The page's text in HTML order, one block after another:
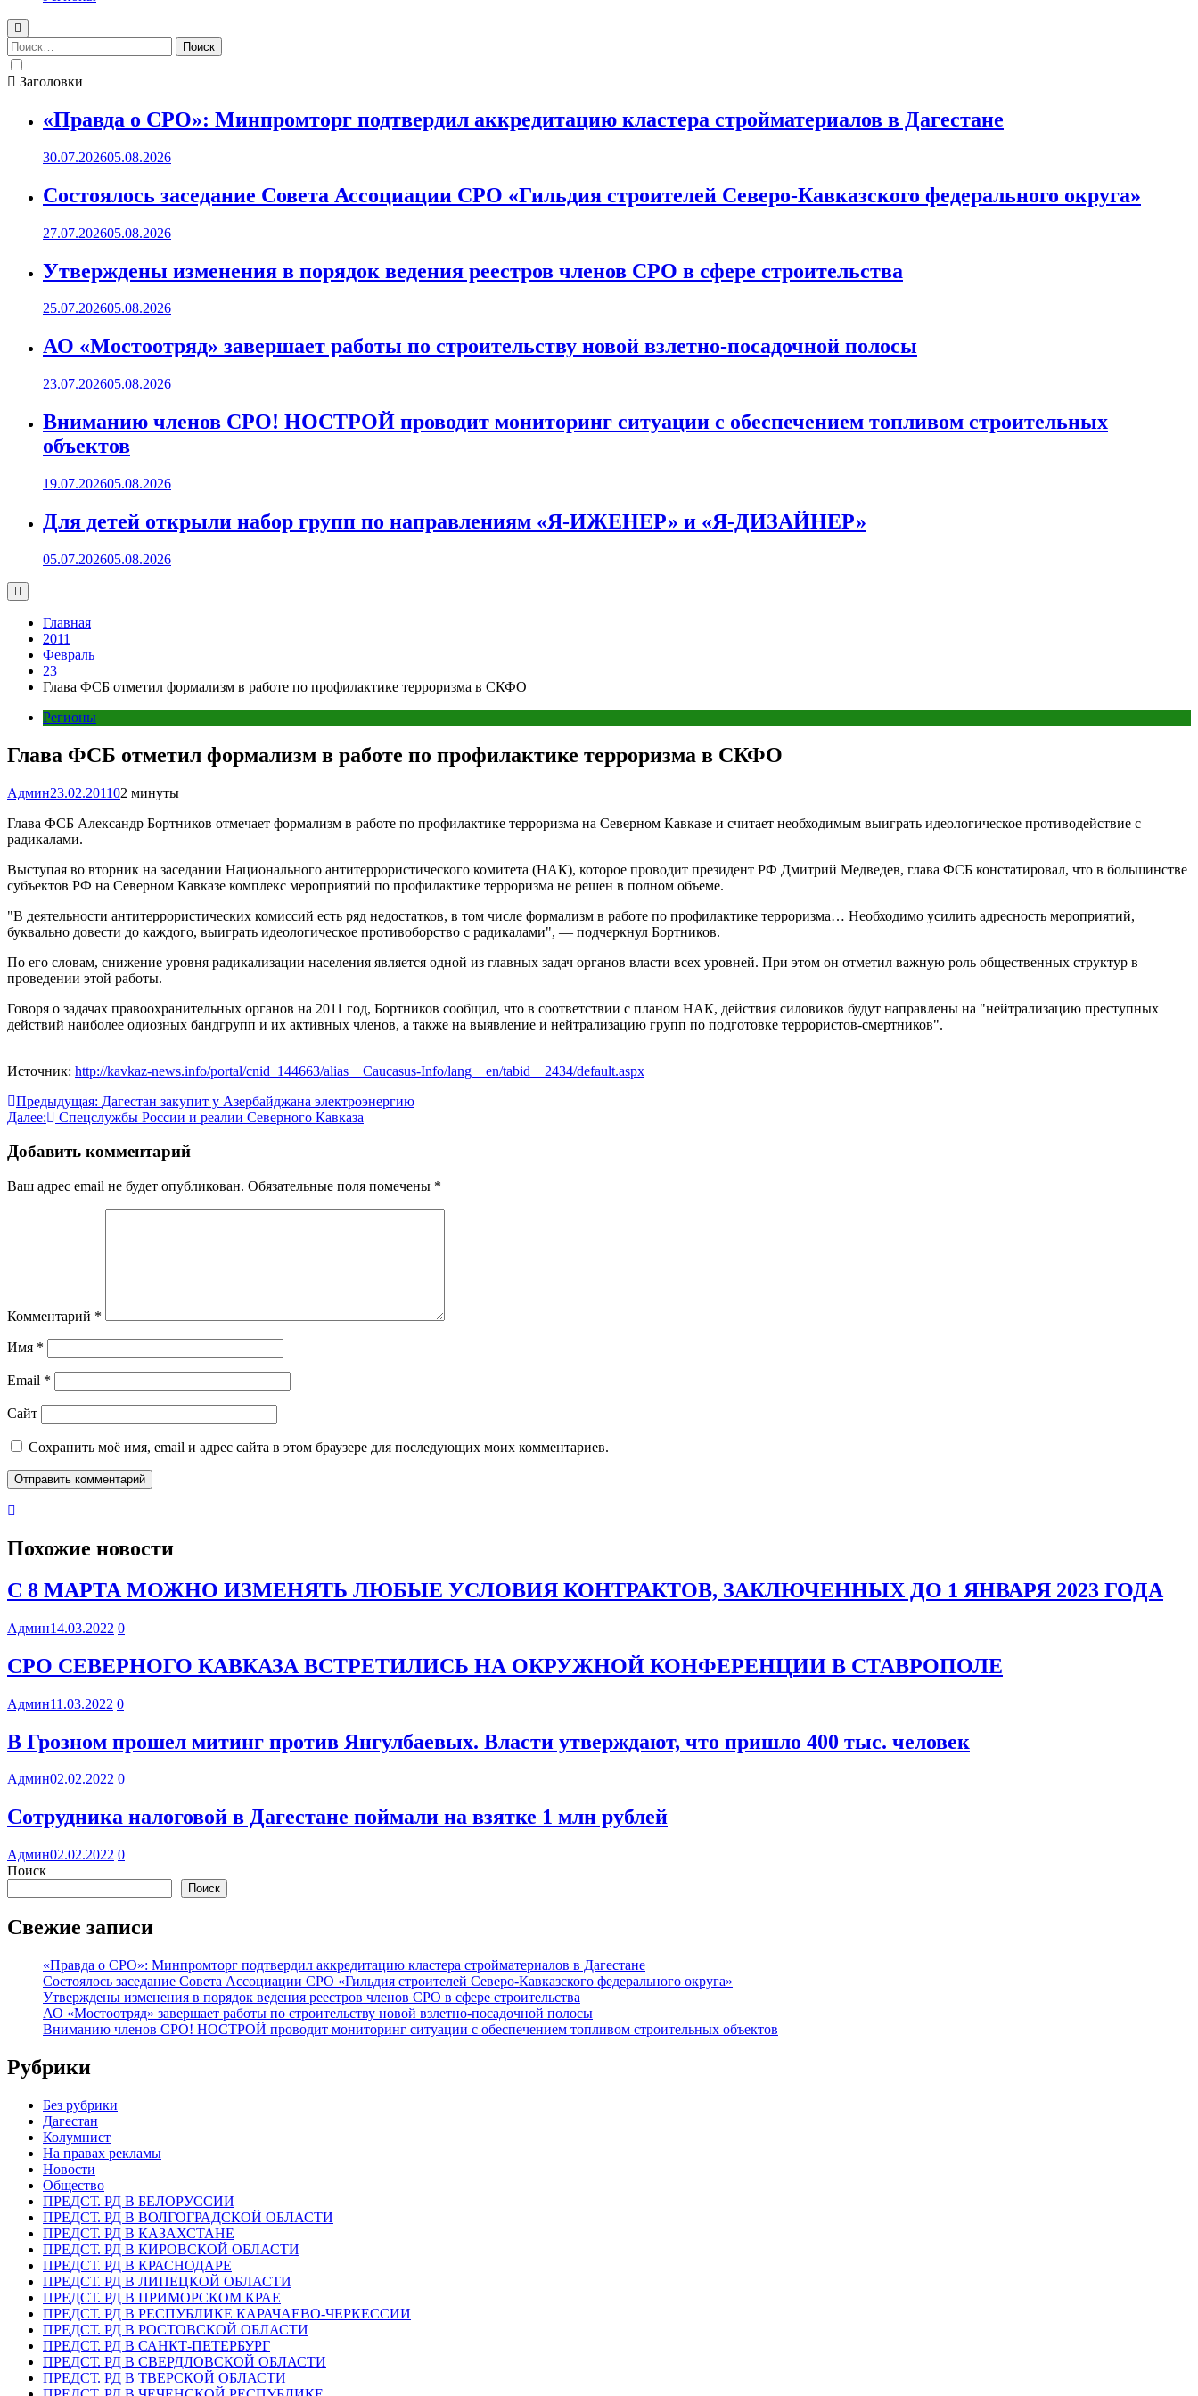
Найти:
Заголовки
«Правда о СРО»: Минпромторг подтвердил аккредитацию кластера стройматериалов в Дагестане
30.07.202605.08.2026
Состоялось заседание Совета Ассоциации СРО «Гильдия строителей Северо-Кавказского федерального округа»
27.07.202605.08.2026
Утверждены изменения в порядок ведения реестров членов СРО в сфере строительства
25.07.202605.08.2026
АО «Мостоотряд» завершает работы по строительству новой взлетно-посадочной полосы
23.07.202605.08.2026
Вниманию членов СРО! НОСТРОЙ проводит мониторинг ситуации с обеспечением топливом строительных
объектов
19.07.202605.08.2026
Для детей открыли набор групп по направлениям «Я-ИЖЕНЕР» и «Я-ДИЗАЙНЕР»
05.07.202605.08.2026
Главная
2011
Февраль
23
Глава ФСБ отметил формализм в работе по профилактике терроризма в СКФО
Регионы
Глава ФСБ отметил формализм в работе по профилактике терроризма в СКФО
Админ23.02.201102 минуты
Глава ФСБ Александр Бортников отмечает формализм в работе по профилактике терроризма на Северном Кавказе и считает необходимым выиграть идеологическое противодействие с
радикалами.
Выступая во вторник на заседании Национального антитеррористического комитета (НАК), которое проводит президент РФ Дмитрий Медведев, глава ФСБ констатировал, что в большинстве
субъектов РФ на Северном Кавказе комплекс мероприятий по профилактике терроризма не решен в полном объеме.
"В деятельности антитеррористических комиссий есть ряд недостатков, в том числе формализм в работе по профилактике терроризма… Необходимо усилить адресность мероприятий,
буквально довести до каждого, выиграть идеологическое противоборство с радикалами", — подчеркнул Бортников.
По его словам, снижение уровня радикализации населения является одной из главных задач органов власти всех уровней. При этом он отметил важную роль общественных структур в
проведении этой работы.
Говоря о задачах правоохранительных органов на 2011 год, Бортников сообщил, что в соответствии с планом НАК, действия силовиков будут направлены на "нейтрализацию преступных
действий наиболее одиозных бандгрупп и их активных членов, а также на выявление и нейтрализацию групп по подготовке террористов-смертников".
Источник: http://kavkaz-news.info/portal/cnid_144663/alias__Caucasus-Info/lang__en/tabid__2434/default.aspx
Навигация
по
записям
Предыдущая: Дагестан закупит у Азербайджана электроэнергию
Далее:
Спецслужбы России и реалии Северного Кавказа
Добавить комментарий
Ваш адрес email не будет опубликован. Обязательные поля помечены *
Комментарий *
Имя *
Email *
Сайт
Сохранить моё имя, email и адрес сайта в этом браузере для последующих моих комментариев.
Похожие новости
С 8 МАРТА МОЖНО ИЗМЕНЯТЬ ЛЮБЫЕ УСЛОВИЯ КОНТРАКТОВ, ЗАКЛЮЧЕННЫХ ДО 1 ЯНВАРЯ 2023 ГОДА
Админ14.03.2022 0
СРО СЕВЕРНОГО КАВКАЗА ВСТРЕТИЛИСЬ НА ОКРУЖНОЙ КОНФЕРЕНЦИИ В СТАВРОПОЛЕ
Админ11.03.2022 0
В Грозном прошел митинг против Янгулбаевых. Власти утверждают, что пришло 400 тыс. человек
Админ02.02.2022 0
Сотрудника налоговой в Дагестане поймали на взятке 1 млн рублей
Админ02.02.2022 0
Поиск
Поиск
Свежие записи
«Правда о СРО»: Минпромторг подтвердил аккредитацию кластера стройматериалов в Дагестане
Состоялось заседание Совета Ассоциации СРО «Гильдия строителей Северо-Кавказского федерального округа»
Утверждены изменения в порядок ведения реестров членов СРО в сфере строительства
АО «Мостоотряд» завершает работы по строительству новой взлетно-посадочной полосы
Вниманию членов СРО! НОСТРОЙ проводит мониторинг ситуации с обеспечением топливом строительных объектов
Рубрики
Без рубрики
Дагестан
Колумнист
На правах рекламы
Новости
Общество
ПРЕДСТ. РД В БЕЛОРУССИИ
ПРЕДСТ. РД В ВОЛГОГРАДСКОЙ ОБЛАСТИ
ПРЕДСТ. РД В КАЗАХСТАНЕ
ПРЕДСТ. РД В КИРОВСКОЙ ОБЛАСТИ
ПРЕДСТ. РД В КРАСНОДАРЕ
ПРЕДСТ. РД В ЛИПЕЦКОЙ ОБЛАСТИ
ПРЕДСТ. РД В ПРИМОРСКОМ КРАЕ
ПРЕДСТ. РД В РЕСПУБЛИКЕ КАРАЧАЕВО-ЧЕРКЕССИИ
ПРЕДСТ. РД В РОСТОВСКОЙ ОБЛАСТИ
ПРЕДСТ. РД В САНКТ-ПЕТЕРБУРГ
ПРЕДСТ. РД В СВЕРДЛОВСКОЙ ОБЛАСТИ
ПРЕДСТ. РД В ТВЕРСКОЙ ОБЛАСТИ